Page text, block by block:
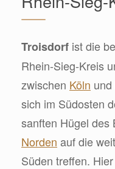
Troisdorf ist die
Rhein-Sieg-Kreis
zwischen Köln
sich im Südosten
sanften Hügel des
Norden auf die
Süden treffen.